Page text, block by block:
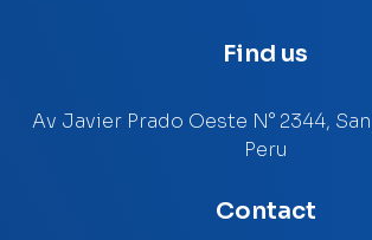
Find us
Av Javier Prado Oeste N° 2344,
Peru
Contact